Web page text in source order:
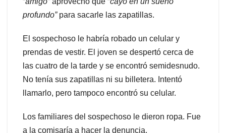
profundo”para sacarle las zapatillas.
El sospechoso le habría robado un celular y
prendas de vestir. El joven se despertó cerca de
las cuatro de la tarde y se encontró semidesnudo.
No tenía sus zapatillas ni su billetera. Intentó
llamarlo, pero tampoco encontró su celular.
Los familiares del sospechoso le dieron ropa. Fue
a la comisaría a hacer la denuncia.